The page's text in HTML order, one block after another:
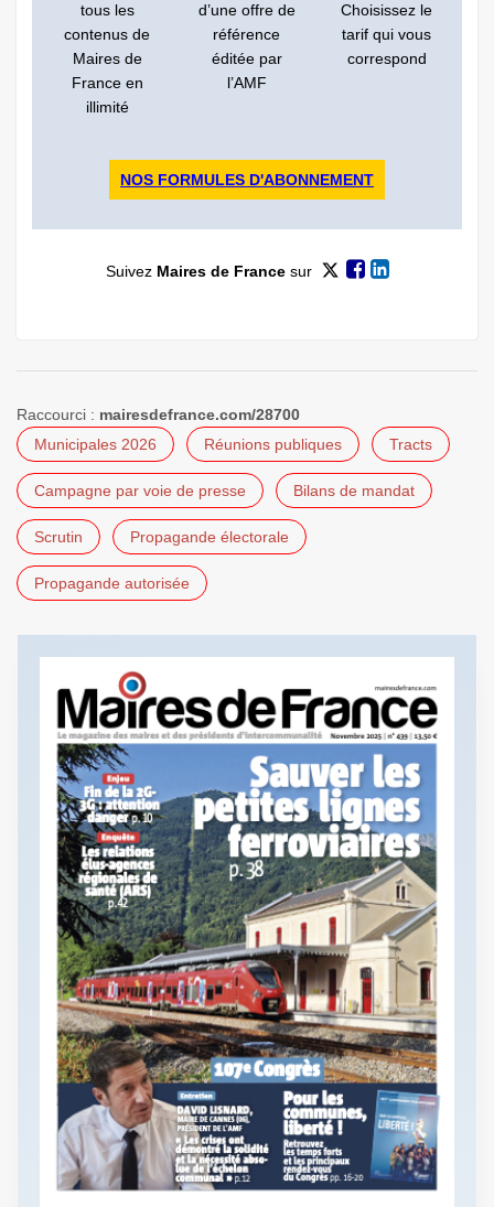
tous les
contenus de
Maires de
France en
illimité
d’une offre de
référence
éditée par
l’AMF
Choisissez le
tarif qui vous
correspond
NOS FORMULES D'ABONNEMENT
Suivez Maires de Francesur
Raccourci : mairesdefrance.com/28700
Municipales 2026
Réunions publiques Tracts
Campagne par voie de presse Bilans de mandat
Scrutin Propagande électorale
Propagande autorisée